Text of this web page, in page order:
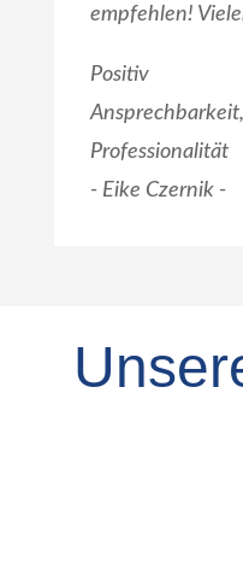
empfehlen!
Positiv
Professionalität
- Eike Czernik -